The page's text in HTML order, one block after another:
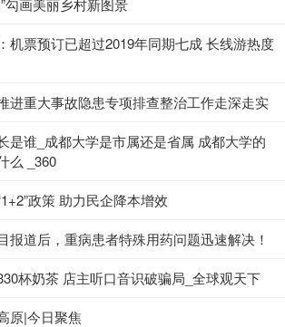
机票预订已超过2019年同期七成 长线游热度
进重大事故隐患专项排查整治工作走深走实
是谁_成都大学是市属还是省属 成都大学的
么 _360
政策 助力民企降本增效
报道后，重病患者特殊用药问题迅速解决！
骗子冒充老师订购330杯奶茶 店主听口音识破骗局_全球观天下
原|今日聚焦